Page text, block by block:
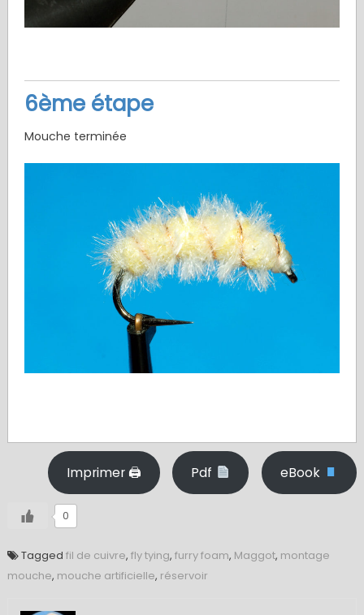
6ème étape
Mouche terminée
Imprimer 🖨 Pdf eBook
0
Tagged fil de cuivre, fly tying, furry foam, Maggot, montage
mouche, mouche artificielle, réservoir